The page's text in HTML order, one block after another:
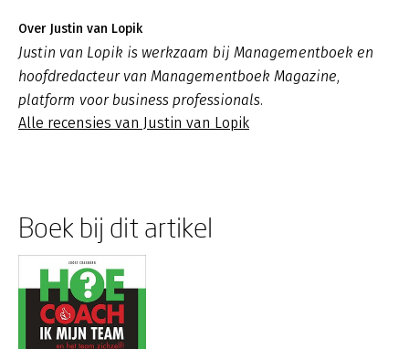
Over Justin van Lopik
Justin van Lopik is werkzaam bij Managementboek en
hoofdredacteur van Managementboek Magazine,
platform voor business professionals.
Alle recensies van Justin van Lopik
Boek bij dit artikel